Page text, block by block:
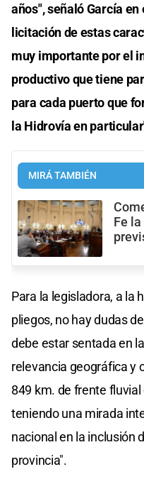
años", señaló García
licitación de estas
muy importante por el
productivo que tiene
para cada puerto que
la Hidrovía en
MIRÁ TAMBIÉN
Fe
Para la legisladora, a la
pliegos, no hay dudas
debe estar sentada en
relevancia geográfica y
849 km. de frente
teniendo una mirada
nacional en la inclusión
provincia".